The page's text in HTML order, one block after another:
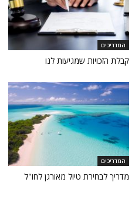
המדריכים
קבלת הזכויות שמגיעות לנו
המדריכים
מדריך לבחירת טיול מאורגן לחו"ל